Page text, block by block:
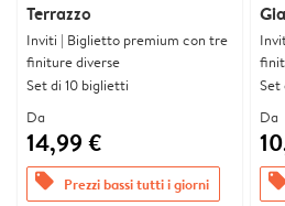
Terrazzo
Inviti | Biglietto premium con tre
finiture diverse
Set di 10 biglietti
Da
14,99 €
offers Prezzi bassi tutti i giorni
Set
Da